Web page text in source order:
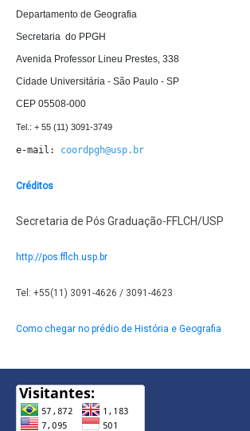
Departamento de Geografia
Secretaria  do PPGH
Avenida Professor Lineu Prestes, 338
Cidade Universitária - São Paulo - SP
CEP 05508-000
e-mail: coordpgh@usp.br
Créditos
Secretaria de Pós Graduação-FFLCH/USP
http://pos.fflch.usp.br
Tel: +55(11) 3091-4626 / 3091-4623
Como chegar no prédio de História e Geografia